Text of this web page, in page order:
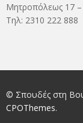
Μητροπόλεως 17 –
Τηλ: 2310 222 888
© Σπουδές στη
CPOThemes.